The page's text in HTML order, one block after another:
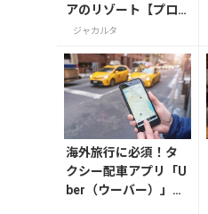
アのリゾート【プロ
ウスリブ(千の島)】
ジャカルタ
海外旅行に必須！タ
クシー配車アプリ「U
ber（ウーバー）」の